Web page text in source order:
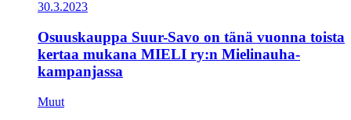
30.3.2023
Osuuskauppa Suur-Savo on tänä vuonna toista
kertaa mukana MIELI ry:n Mielinauha-
kampanjassa
Muut